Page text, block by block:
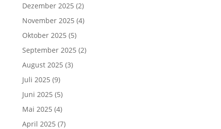
Dezember 2025 (2)
November 2025 (4)
Oktober 2025 (5)
September 2025 (2)
August 2025 (3)
Juli 2025 (9)
Juni 2025 (5)
Mai 2025 (4)
April 2025 (7)